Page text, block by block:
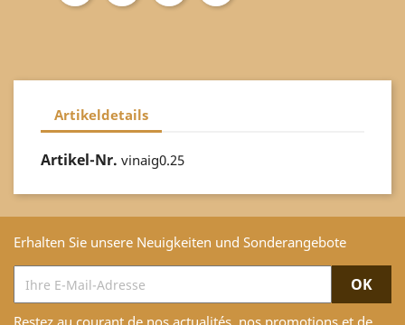
Artikeldetails
Artikel-Nr. vinaig0.25
Erhalten Sie unsere Neuigkeiten und Sonderangebote
Restez au courant de nos actualités, nos promotions et de